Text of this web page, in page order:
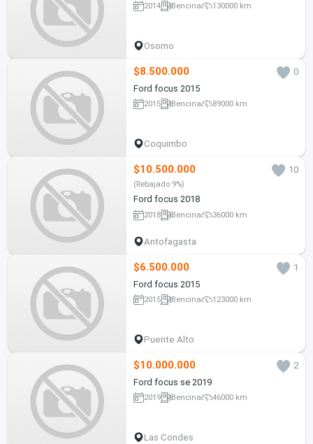
2014 Bencina 130000 km
Osorno
$8.500.000
0
Ford focus 2015
2015 Bencina 89000 km
Coquimbo
$10.500.000 10
(Rebajado 9%)
Ford focus 2018
2018 Bencina 36000 km
Antofagasta
$6.500.000
1
Ford focus 2015
2015 Bencina 123000 km
Puente Alto
$10.000.000
2
Ford focus se 2019
2019 Bencina 46000 km
Las Condes